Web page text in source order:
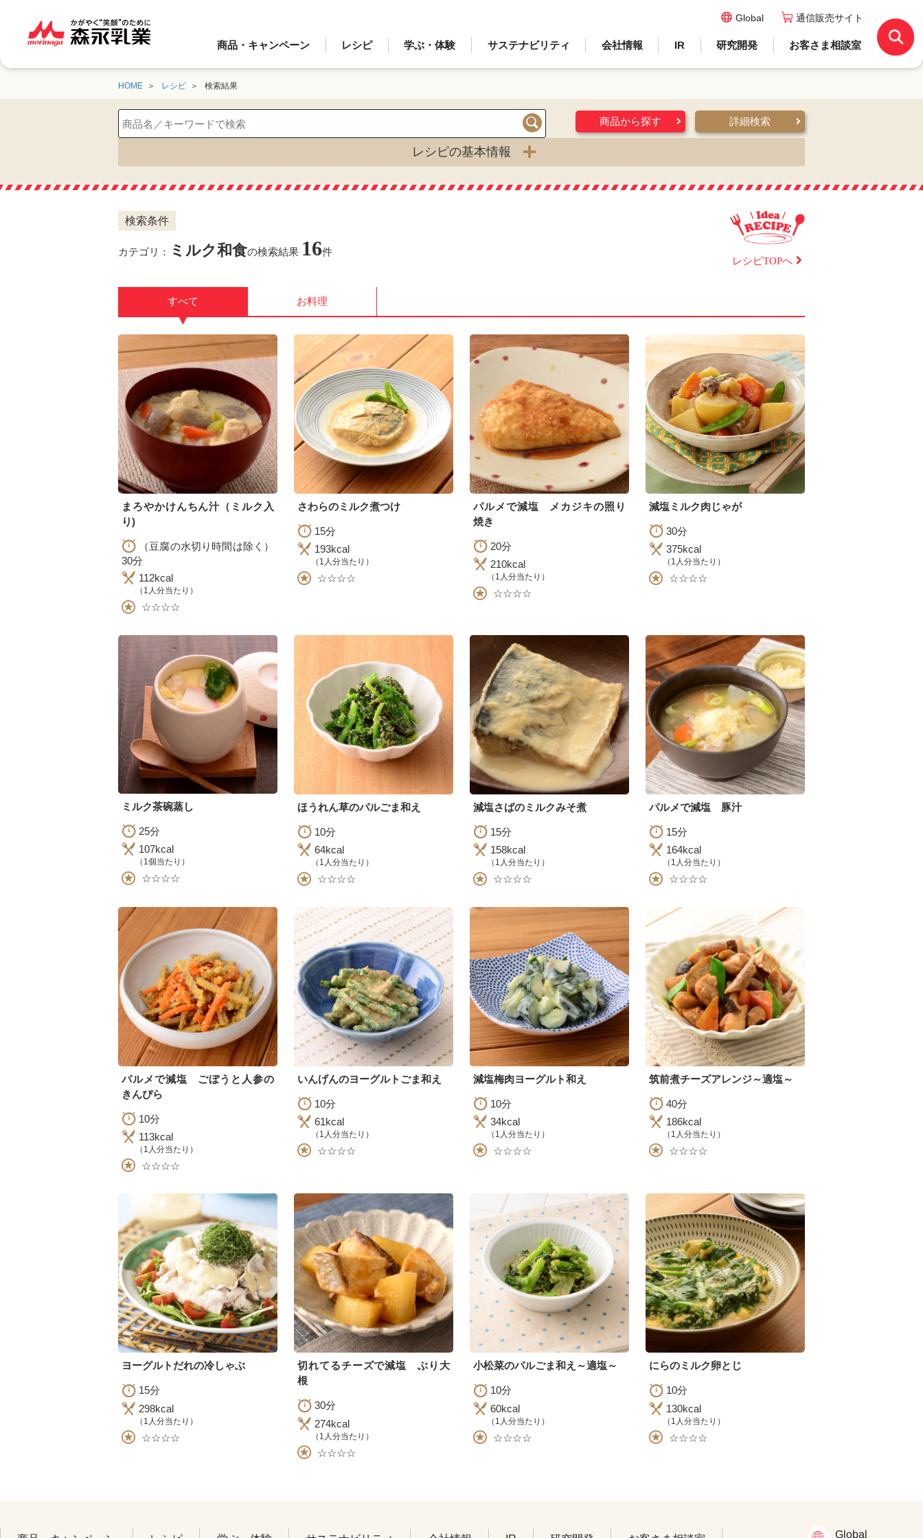
商品・キャンペーン レシピ 学ぶ・体験 サステナビリティ 会社情報 IR 研究開発 お客さま相談室
Global 通信販売サイト
HOME レシピ 検索結果
検索
商品から探す 詳細検索
レシピの基本情報
検索条件
カテゴリ： ミルク和食の検索結果 16件
レシピTOPへ
すべて
▼
お料理
まろやかけんちん汁（ミルク入
り)
（豆腐の水切り時間は除く）
30分
112kcal
（1人分当たり）
☆☆☆☆
さわらのミルク煮つけ
15分
193kcal
（1人分当たり）
☆☆☆☆
パルメで減塩 メカジキの照り
焼き
20分
210kcal
（1人分当たり）
☆☆☆☆
減塩ミルク肉じゃが
30分
375kcal
（1人分当たり）
☆☆☆☆
ミルク茶碗蒸し
25分
107kcal
（1個当たり）
☆☆☆☆
ほうれん草のパルごま和え
10分
64kcal
（1人分当たり）
☆☆☆☆
減塩さばのミルクみそ煮
15分
158kcal
（1人分当たり）
☆☆☆☆
パルメで減塩 豚汁
15分
164kcal
（1人分当たり）
☆☆☆☆
パルメで減塩 ごぼうと人参の
きんぴら
10分
113kcal
（1人分当たり）
☆☆☆☆
いんげんのヨーグルトごま和え
10分
61kcal
（1人分当たり）
☆☆☆☆
減塩梅肉ヨーグルト和え
10分
34kcal
（1人分当たり）
☆☆☆☆
筑前煮チーズアレンジ～適塩～
40分
186kcal
（1人分当たり）
☆☆☆☆
ヨーグルトだれの冷しゃぶ
15分
298kcal
（1人分当たり）
☆☆☆☆
切れてるチーズで減塩 ぶり大
根
30分
274kcal
（1人分当たり）
☆☆☆☆
小松菜のパルごま和え～適塩～
10分
60kcal
（1人分当たり）
☆☆☆☆
にらのミルク卵とじ
10分
130kcal
（1人分当たり）
☆☆☆☆
Global